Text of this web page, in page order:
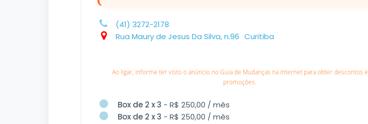
(41) 3272-2178
Rua Maury de Jesus Da Silva, n.96 Curitiba
Ao ligar, informe ter visto o anúncio no Guia de Mudanças na internet para obter descontos e
promoções.
Box de 2 x 3 - R$ 250,00 / mês
Box de 2 x 3 - R$ 250,00 / mês